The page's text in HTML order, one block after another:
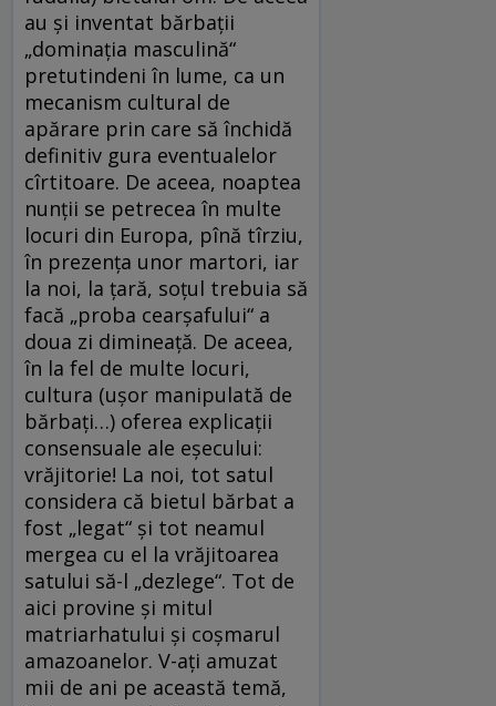
au și inventat bărbații
„dominația masculină“
pretutindeni în lume, ca un
mecanism cultural de
apărare prin care să închidă
definitiv gura eventualelor
cîrtitoare. De aceea, noaptea
nunții se petrecea în multe
locuri din Europa, pînă tîrziu,
în prezența unor martori, iar
la noi, la țară, soțul trebuia să
facă „proba cearșafului“ a
doua zi dimineață. De aceea,
în la fel de multe locuri,
cultura (ușor manipulată de
bărbați…) oferea explicații
consensuale ale eșecului:
vrăjitorie! La noi, tot satul
considera că bietul bărbat a
fost „legat“ și tot neamul
mergea cu el la vrăjitoarea
satului să-l „dezlege“. Tot de
aici provine și mitul
matriarhatului și coșmarul
amazoanelor. V-ați amuzat
mii de ani pe această temă,